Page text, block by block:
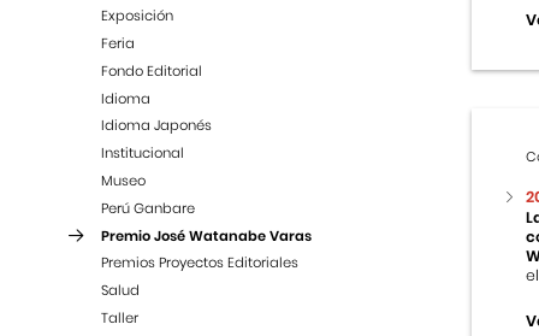
Exposición
Feria
Fondo Editorial
Idioma
Idioma Japonés
Institucional
Museo
Perú Ganbare
Premio José Watanabe Varas
Premios Proyectos Editoriales
Salud
Taller